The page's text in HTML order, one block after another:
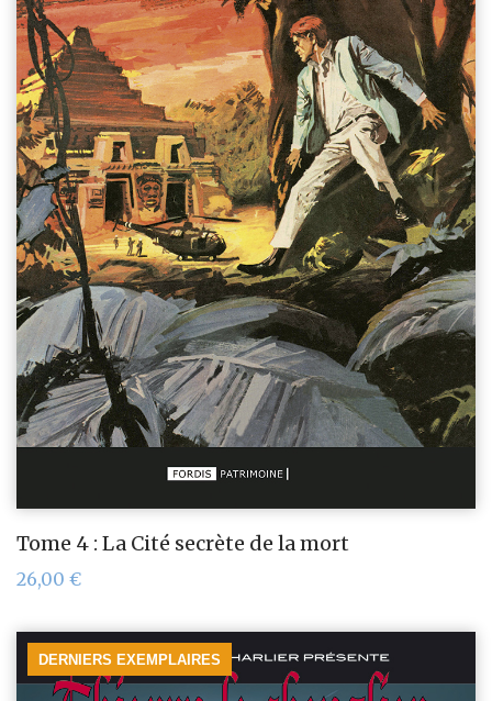
Tome 4 : La Cité secrète de la mort
26,00 €
DERNIERS EXEMPLAIRES